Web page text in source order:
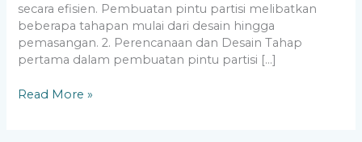
secara efisien. Pembuatan pintu partisi melibatkan
beberapa tahapan mulai dari desain hingga
pemasangan. 2. Perencanaan dan Desain Tahap
pertama dalam pembuatan pintu partisi […]
Read More »